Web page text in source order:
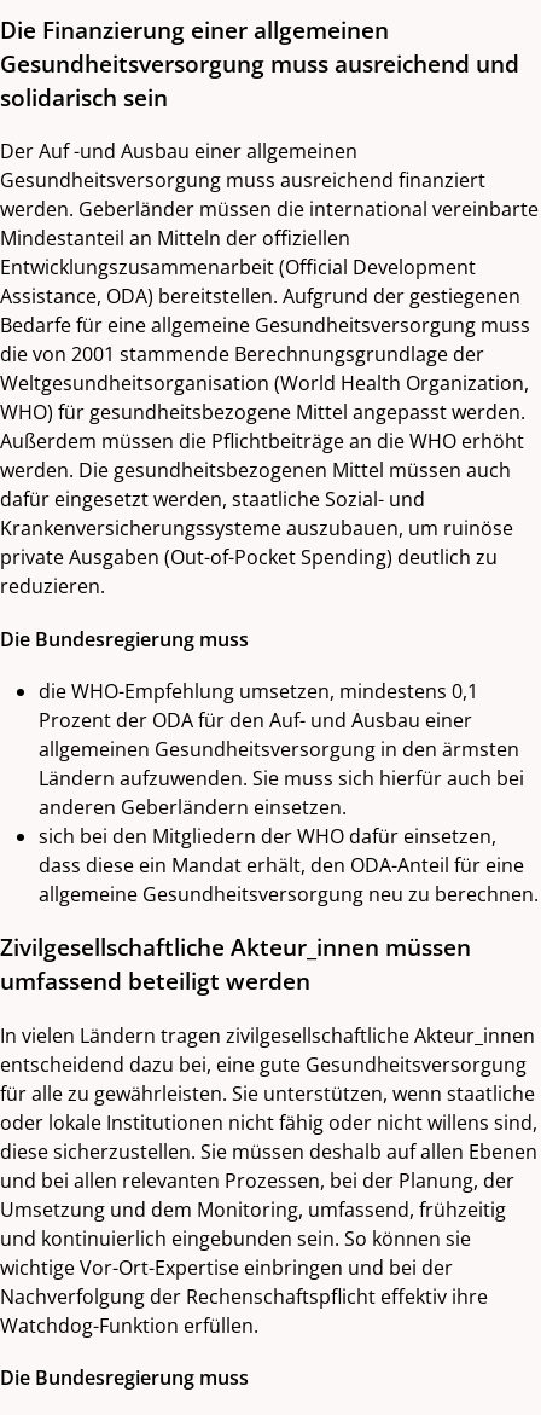
Die Finanzierung einer allgemeinen
Gesundheitsversorgung muss ausreichend und
solidarisch sein
Der Auf -und Ausbau einer allgemeinen
Gesundheitsversorgung muss ausreichend finanziert
werden. Geberländer müssen die international vereinbarte
Mindestanteil an Mitteln der offiziellen
Entwicklungszusammenarbeit (Official Development
Assistance, ODA) bereitstellen. Aufgrund der gestiegenen
Bedarfe für eine allgemeine Gesundheitsversorgung muss
die von 2001 stammende Berechnungsgrundlage der
Weltgesundheitsorganisation (World Health Organization,
WHO) für gesundheitsbezogene Mittel angepasst werden.
Außerdem müssen die Pflichtbeiträge an die WHO erhöht
werden. Die gesundheitsbezogenen Mittel müssen auch
dafür eingesetzt werden, staatliche Sozial- und
Krankenversicherungssysteme auszubauen, um ruinöse
private Ausgaben (Out-of-Pocket Spending) deutlich zu
reduzieren.
Die Bundesregierung muss
die WHO-Empfehlung umsetzen, mindestens 0,1
Prozent der ODA für den Auf- und Ausbau einer
allgemeinen Gesundheitsversorgung in den ärmsten
Ländern aufzuwenden. Sie muss sich hierfür auch bei
anderen Geberländern einsetzen.
sich bei den Mitgliedern der WHO dafür einsetzen,
dass diese ein Mandat erhält, den ODA-Anteil für eine
allgemeine Gesundheitsversorgung neu zu berechnen.
Zivilgesellschaftliche Akteur_innen müssen
umfassend beteiligt werden
In vielen Ländern tragen zivilgesellschaftliche Akteur_innen
entscheidend dazu bei, eine gute Gesundheitsversorgung
für alle zu gewährleisten. Sie unterstützen, wenn staatliche
oder lokale Institutionen nicht fähig oder nicht willens sind,
diese sicherzustellen. Sie müssen deshalb auf allen Ebenen
und bei allen relevanten Prozessen, bei der Planung, der
Umsetzung und dem Monitoring, umfassend, frühzeitig
und kontinuierlich eingebunden sein. So können sie
wichtige Vor-Ort-Expertise einbringen und bei der
Nachverfolgung der Rechenschaftspflicht effektiv ihre
Watchdog-Funktion erfüllen.
Die Bundesregierung muss